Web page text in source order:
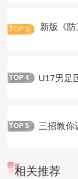
TOP 3 新版《
TOP 4 U17男足
TOP 5 三招教你
相关推荐